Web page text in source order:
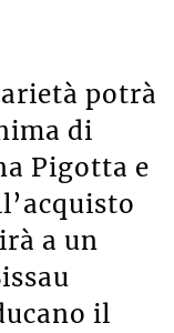
potrà
di
Pigotta e
a un
il